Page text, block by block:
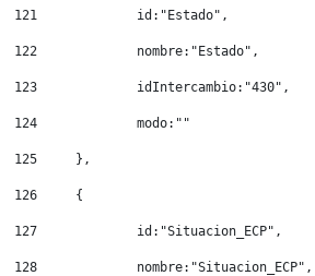
121
		id:"Estado",
122
		nombre:"Estado",
123
		idIntercambio:"430",
124
		modo:""
125
	},
126
	{
127
		id:"Situacion_ECP",
128
		nombre:"Situacion_ECP",